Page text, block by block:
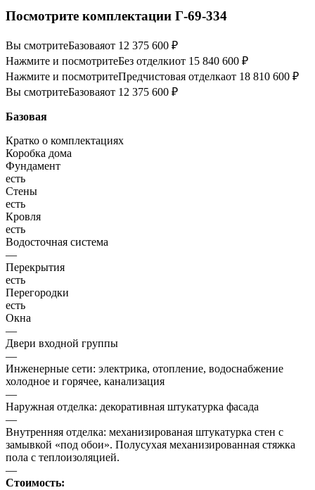
Посмотрите комплектации Г-69-334
Вы смотритеБазоваяот 12 375 600 ₽
Нажмите и посмотритеБез отделкиот 15 840 600 ₽
Нажмите и посмотритеПредчистовая отделкаот 18 810 600 ₽
Вы смотритеБазоваяот 12 375 600 ₽
Базовая
Кратко о комплектациях
Коробка дома
Фундамент
есть
Стены
есть
Кровля
есть
Водосточная система
—
Перекрытия
есть
Перегородки
есть
Окна
—
Двери входной группы
—
Инженерные сети: электрика, отопление, водоснабжение
холодное и горячее, канализация
—
Наружная отделка: декоративная штукатурка фасада
—
Внутренняя отделка: механизированая штукатурка стен с
замывкой «под обои». Полусухая механизированная стяжка
пола с теплоизоляцией.
—
Стоимость: